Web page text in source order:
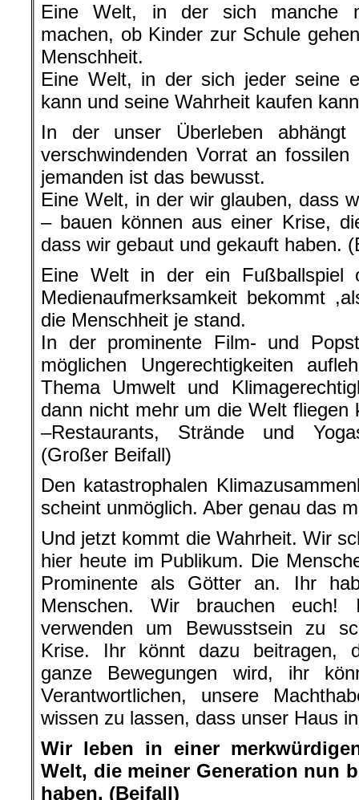
Eine Welt, in der sich manche
machen, ob Kinder zur Schule
Menschheit.
Eine Welt, in der sich jeder seine
kann und seine Wahrheit kaufen
In der unser Überleben
verschwindenden Vorrat an
jemanden ist das bewusst.
Eine Welt, in der wir glauben, dass
– bauen können aus einer Krise,
dass wir gebaut und gekauft haben.
Eine Welt in der ein Fußballspiel
Medienaufmerksamkeit bekommt
die Menschheit je stand.
In der prominente Film- und
möglichen Ungerechtigkeiten
Thema Umwelt und
dann nicht mehr um die Welt fliegen
–Restaurants, Strände und
(Großer Beifall)
Den katastrophalen
scheint unmöglich. Aber genau das
Und jetzt kommt die Wahrheit. Wir
hier heute im Publikum. Die
Prominente als Götter an. Ihr
Menschen. Wir brauchen
verwenden um Bewusstsein zu
Krise. Ihr könnt dazu beitragen,
ganze Bewegungen wird, ihr
Verantwortlichen, unsere
wissen zu lassen, dass unser Haus
Wir leben in einer
Welt, die meiner Generation nun
haben. (Beifall)